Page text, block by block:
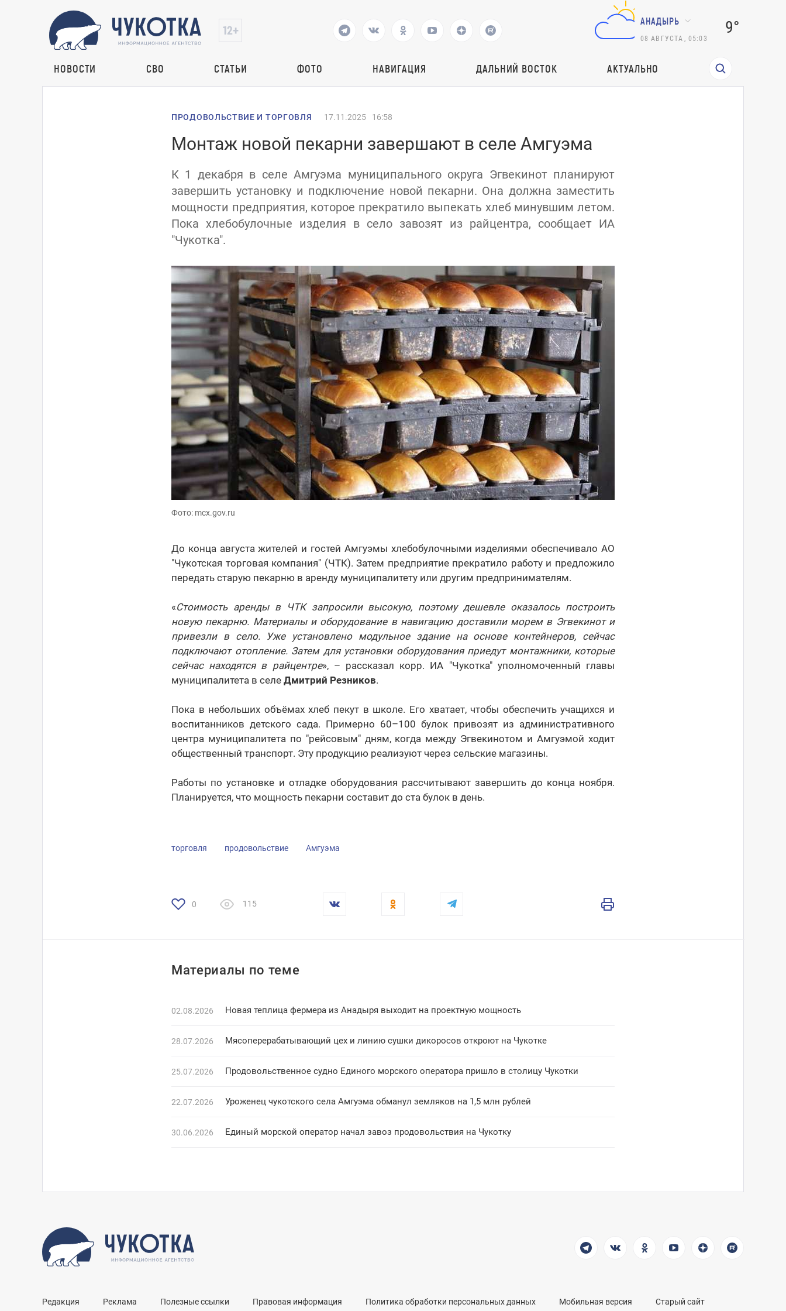
АНАДЫРЬ
08 АВГУСТА 05:03
9°
НОВОСТИ СВО СТАТЬИ ФОТО НАВИГАЦИЯ ДАЛЬНИЙ ВОСТОК АКТУАЛЬНО
ПРОДОВОЛЬСТВИЕ И ТОРГОВЛЯ 17.11.2025 16:58
Монтаж новой пекарни завершают в селе Амгуэма
К 1 декабря в селе Амгуэма муниципального округа Эгвекинот планируют
завершить установку и подключение новой пекарни. Она должна заместить
мощности предприятия, которое прекратило выпекать хлеб минувшим летом.
Пока хлебобулочные изделия в село завозят из райцентра, сообщает ИА
"Чукотка".
Фото: mcx.gov.ru
До конца августа жителей и гостей Амгуэмы хлебобулочными изделиями обеспечивало АО
"Чукотская торговая компания" (ЧТК). Затем предприятие прекратило работу и предложило
передать старую пекарню в аренду муниципалитету или другим предпринимателям.
«Стоимость аренды в ЧТК запросили высокую, поэтому дешевле оказалось построить
новую пекарню. Материалы и оборудование в навигацию доставили морем в Эгвекинот и
привезли в село. Уже установлено модульное здание на основе контейнеров, сейчас
подключают отопление. Затем для установки оборудования приедут монтажники, которые
сейчас находятся в райцентре», – рассказал корр. ИА "Чукотка" уполномоченный главы
муниципалитета в селе Дмитрий Резников.
Пока в небольших объёмах хлеб пекут в школе. Его хватает, чтобы обеспечить учащихся и
воспитанников детского сада. Примерно 60–100 булок привозят из административного
центра муниципалитета по "рейсовым" дням, когда между Эгвекинотом и Амгуэмой ходит
общественный транспорт. Эту продукцию реализуют через сельские магазины.
Работы по установке и отладке оборудования рассчитывают завершить до конца ноября.
Планируется, что мощность пекарни составит до ста булок в день.
торговля продовольствие Амгуэма
0 115
Материалы по теме
02.08.2026 Новая теплица фермера из Анадыря выходит на проектную мощность
28.07.2026 Мясоперерабатывающий цех и линию сушки дикоросов откроют на Чукотке
25.07.2026 Продовольственное судно Единого морского оператора пришло в столицу Чукотки
22.07.2026 Уроженец чукотского села Амгуэма обманул земляков на 1,5 млн рублей
30.06.2026 Единый морской оператор начал завоз продовольствия на Чукотку
Редакция Реклама Полезные ссылки Правовая информация Политика обработки персональных данных Мобильная версия Старый сайт